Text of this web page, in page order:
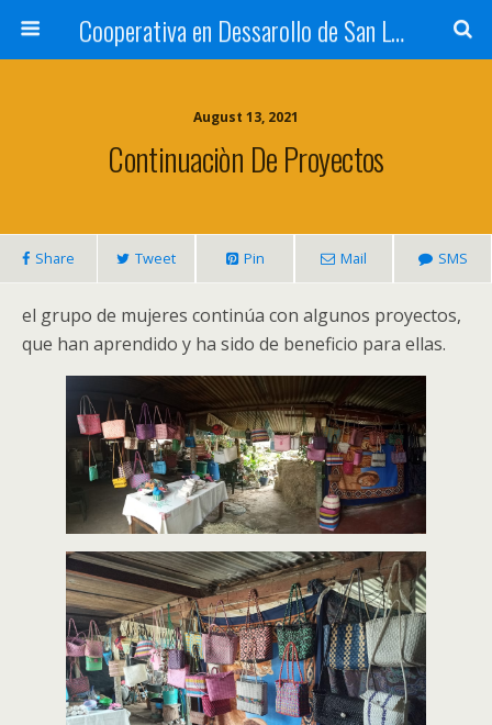
Cooperativa en Dessarollo de San Luis
August 13, 2021
Continuaciòn De Proyectos
Share Tweet Pin Mail SMS
el grupo de mujeres continúa con algunos proyectos,
que han aprendido y ha sido de beneficio para ellas.